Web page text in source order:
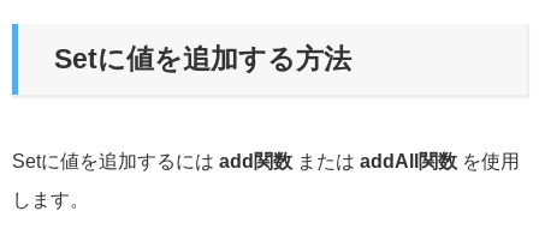
Setに値を追加する方法
Setに値を追加するには add関数 または addAll関数 を使用
します。